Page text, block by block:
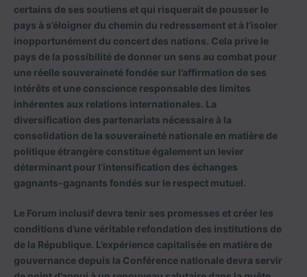
certains de ses soutiens et qui risquerait de pousser le
pays à s’éloigner du chemin du redressement et à l’isoler
inopportunément du concert des nations. Cela prive le
pays de la possibilité de donner un sens au combat pour
une réelle souveraineté fondée sur l’affirmation de ses
intérêts et une conscience responsable des limites
inhérentes aux relations internationales. La
diversification des partenariats nécessaire à la
consolidation de la souveraineté nationale en matière de
politique étrangère constitue également un levier
déterminant pour l’intensification des échanges
gagnants-gagnants fondés sur le respect mutuel.
Le Forum inclusif devra tenir ses promesses et créer les
conditions d’une véritable refondation des institutions de
de la République. L’expérience capitalisée en matière de
gouvernance depuis la Conférence nationale devra servir